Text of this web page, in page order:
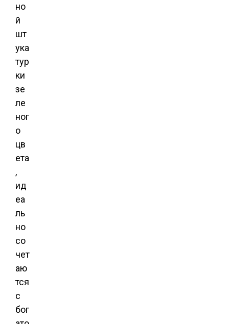
но
й
шт
ука
тур
ки
зе
ле
ног
о
цв
ета
,
ид
еа
ль
но
со
чет
аю
тся
с
бог